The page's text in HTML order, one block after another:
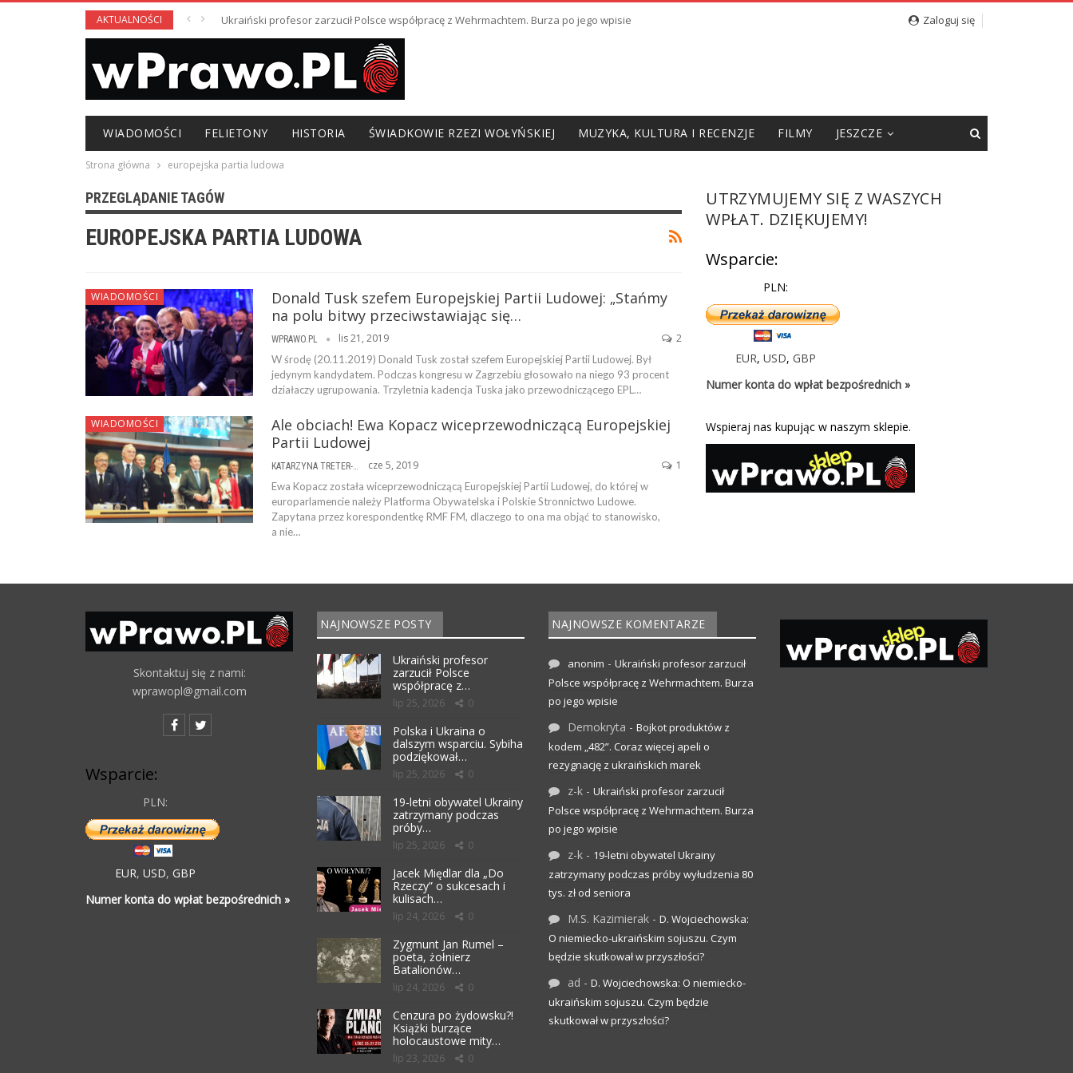
AKTUALNOŚCI Ukraiński profesor zarzucił Polsce współpracę z Wehrmachtem. Burza po jego wpisie Zaloguj się
WIADOMOŚCI FELIETONY HISTORIA ŚWIADKOWIE RZEZI WOŁYŃSKIEJ MUZYKA, KULTURA I RECENZJE FILMY JESZCZE
Strona główna europejska partia ludowa
PRZEGLĄDANIE TAGÓW
EUROPEJSKA PARTIA LUDOWA
WIADOMOŚCI
Donald Tusk szefem Europejskiej Partii Ludowej: „Stańmy
na polu bitwy przeciwstawiając się…
WPRAWO.PL lis 21, 2019 2
W środę (20.11.2019) Donald Tusk został szefem Europejskiej Partii Ludowej. Był
jedynym kandydatem. Podczas kongresu w Zagrzebiu głosowało na niego 93 procent
działaczy ugrupowania. Trzyletnia kadencja Tuska jako przewodniczącego EPL…
WIADOMOŚCI
Ale obciach! Ewa Kopacz wiceprzewodniczącą Europejskiej
Partii Ludowej
cze 5, 2019 1
Ewa Kopacz została wiceprzewodniczącą Europejskiej Partii Ludowej, do której w
europarlamencie należy Platforma Obywatelska i Polskie Stronnictwo Ludowe.
Zapytana przez korespondentkę RMF FM, dlaczego to ona ma objąć to stanowisko,
a nie…
UTRZYMUJEMY SIĘ Z WASZYCH
WPŁAT. DZIĘKUJEMY!
Wsparcie:
PLN:
EUR,USD,GBP
Numer konta do wpłat bezpośrednich »
Wspieraj nas kupując w naszym sklepie.
Skontaktuj się z nami:
wprawopl@gmail.com
Wsparcie:
PLN:
EUR, USD, GBP
Numer konta do wpłat bezpośrednich »
NAJNOWSZE POSTY
Ukraiński profesor
zarzucił Polsce
współpracę z…
lip 25, 2026 0
Polska i Ukraina o
dalszym wsparciu. Sybiha
podziękował…
lip 25, 2026 0
19-letni obywatel Ukrainy
zatrzymany podczas
próby…
lip 25, 2026 0
Jacek Międlar dla „Do
Rzeczy” o sukcesach i
kulisach…
lip 24, 2026 0
Zygmunt Jan Rumel –
poeta, żołnierz
Batalionów…
lip 24, 2026 0
Cenzura po żydowsku?!
Książki burzące
holocaustowe mity…
lip 23, 2026 0
NAJNOWSZE KOMENTARZE
anonim - Ukraiński profesor zarzucił
Polsce współpracę z Wehrmachtem. Burza
po jego wpisie
Demokryta - Bojkot produktów z
kodem „482”. Coraz więcej apeli o
rezygnację z ukraińskich marek
z-k - Ukraiński profesor zarzucił
Polsce współpracę z Wehrmachtem. Burza
po jego wpisie
z-k - 19-letni obywatel Ukrainy
zatrzymany podczas próby wyłudzenia 80
tys. zł od seniora
M.S. Kazimierak - D. Wojciechowska:
O niemiecko-ukraińskim sojuszu. Czym
będzie skutkował w przyszłości?
ad - D. Wojciechowska: O niemiecko-
ukraińskim sojuszu. Czym będzie
skutkował w przyszłości?